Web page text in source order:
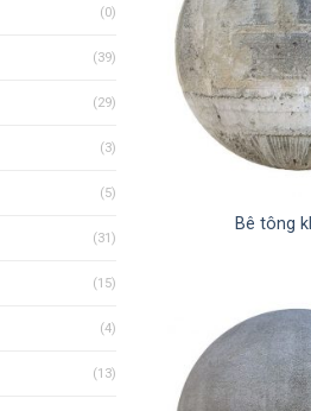
(0)
(39)
(29)
(3)
(5)
(31)
(15)
(4)
(13)
Bê tông